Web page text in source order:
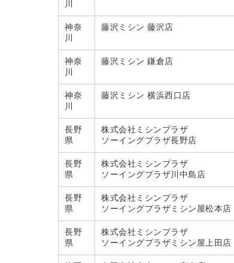
川
神奈
川
藤沢ミシン 藤沢店
神奈
川
藤沢ミシン 鎌倉店
神奈
川
藤沢ミシン 横浜西口店
長野
県
株式会社ミシンプラザ
ソーイングプラザ長野店
長野
県
株式会社ミシンプラザ
ソーイングプラザ川中島店
長野
県
株式会社ミシンプラザ
ソーイングプラザミシン屋松本店
長野
県
株式会社ミシンプラザ
ソーイングプラザミシン屋上田店